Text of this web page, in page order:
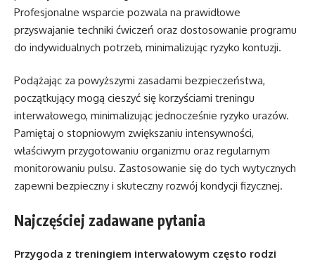
Profesjonalne wsparcie pozwala na prawidłowe
przyswajanie techniki ćwiczeń oraz dostosowanie programu
do indywidualnych potrzeb, minimalizując ryzyko kontuzji.
Podążając za powyższymi zasadami bezpieczeństwa,
początkujący mogą cieszyć się korzyściami treningu
interwałowego, minimalizując jednocześnie ryzyko urazów.
Pamiętaj o stopniowym zwiększaniu intensywności,
właściwym przygotowaniu organizmu oraz regularnym
monitorowaniu pulsu. Zastosowanie się do tych wytycznych
zapewni bezpieczny i skuteczny rozwój kondycji fizycznej.
Najczęściej zadawane pytania
Przygoda z treningiem interwałowym często rodzi